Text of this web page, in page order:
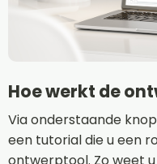
Hoe werkt de
Via onderstaande
een tutorial die u een